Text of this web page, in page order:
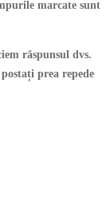
marcate sunt
răspunsul dvs.
prea repede